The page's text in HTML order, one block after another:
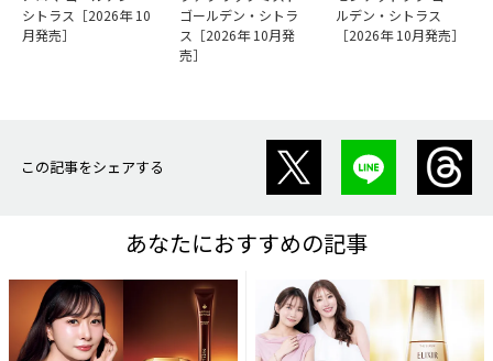
シトラス［2026年 10
月発売］
ゴールデン・シトラ
ス［2026年 10月発
売］
ルデン・シトラス
［2026年 10月発売］
この記事をシェアする
あなたにおすすめの記事